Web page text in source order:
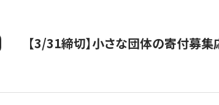
【3/31締切】小さな団体の寄付募